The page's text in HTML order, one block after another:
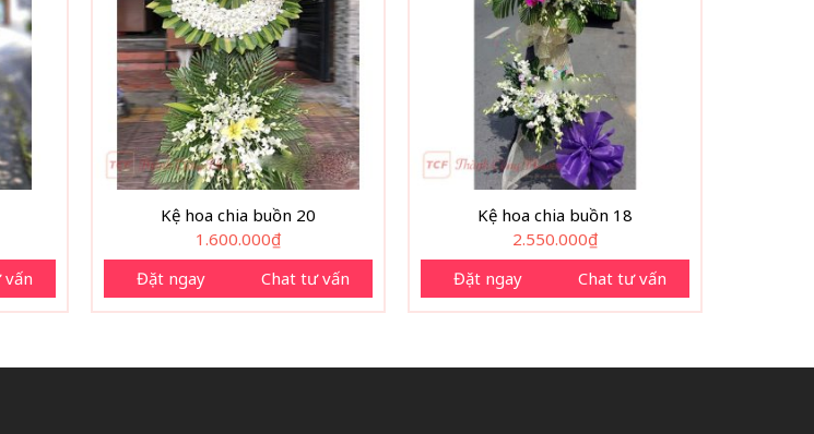
vấn
Kệ hoa chia buồn 20
1.600.000₫
Đặt ngay
Chat tư vấn
Kệ hoa chia buồn 18
2.550.000₫
Đặt ngay
Chat tư vấn